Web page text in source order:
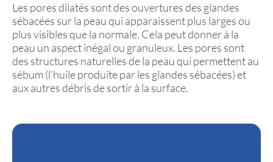
Les pores dilatés sont des ouvertures des glandes
sébacées sur la peau qui apparaissent plus larges ou
plus visibles que la normale. Cela peut donner à la
peau un aspect inégal ou granuleux. Les pores sont
des structures naturelles de la peau qui permettent au
sébum (l’huile produite par les glandes sébacées) et
aux autres débris de sortir à la surface.